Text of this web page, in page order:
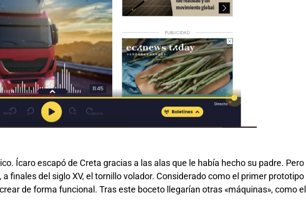
Ícaro escapó de Creta gracias a las alas que le había hecho su padre. Pero
finales del siglo XV, el tornillo volador. Considerado como el primer prototipo
de forma funcional. Tras este boceto llegarían otras «máquinas», como el